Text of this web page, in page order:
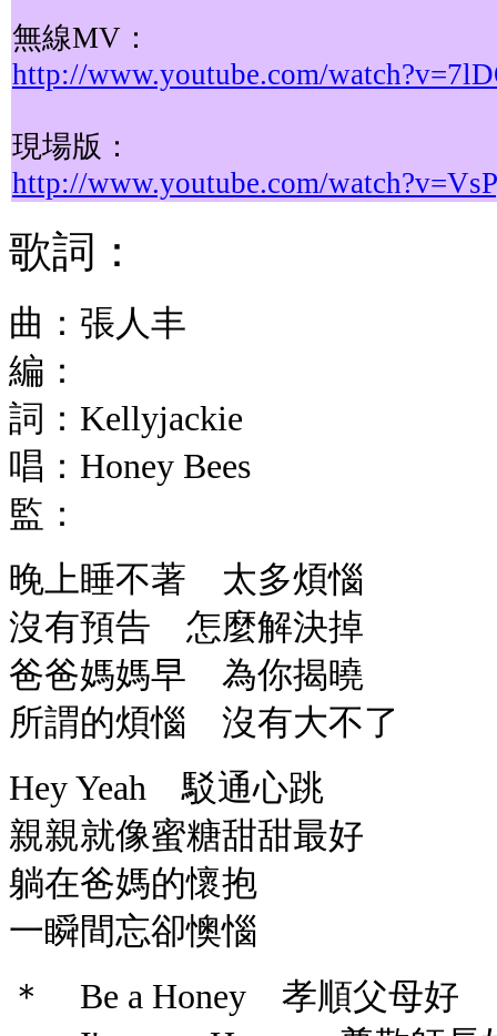
無線MV：
http://www.youtube.com/
現場版：
http://www.youtube.com/
歌詞：
曲： 張人丰
編：
詞： Kellyjackie
唱： Honey Bees
監：
晚上睡不著 太多煩惱
沒有預告 怎麼解決掉
爸爸媽媽早 為你揭曉
所謂的煩惱 沒有大不了
Hey Yeah 駁通心跳
親親就像蜜糖甜甜最好
躺在爸媽的懷抱
一瞬間忘卻懊惱
＊ Be a Honey 孝順父母好